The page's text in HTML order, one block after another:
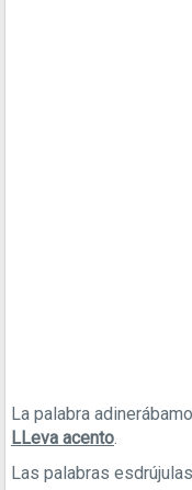
La palabra
LLeva acento.
Las palabras